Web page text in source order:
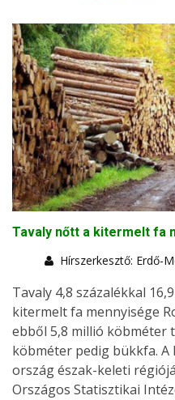
Tavaly nőtt a kitermelt fa
Hírszerkesztő: Erdő-
Tavaly 4,8 százalékkal
kitermelt fa mennyisége
ebből 5,8 millió köbméter
köbméter pedig bükkfa.
ország észak-keleti
Országos Statisztikai